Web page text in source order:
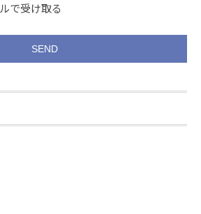
で受け取る